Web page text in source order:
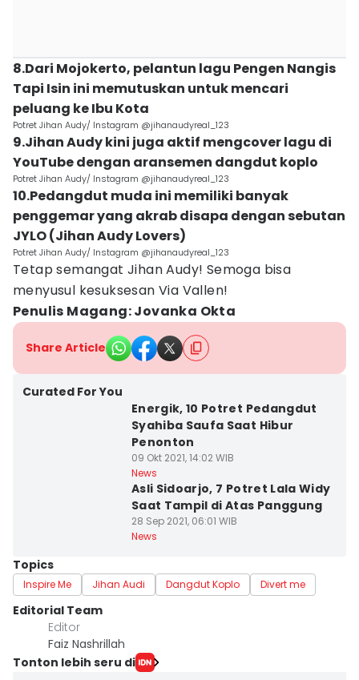
8.Dari Mojokerto, pelantun lagu Pengen Nangis
Tapi Isin ini memutuskan untuk mencari
peluang ke Ibu Kota
Potret Jihan Audy/ Instagram @jihanaudyreal_123
9.Jihan Audy kini juga aktif mengcover lagu di
YouTube dengan aransemen dangdut koplo
Potret Jihan Audy/ Instagram @jihanaudyreal_123
10.Pedangdut muda ini memiliki banyak
penggemar yang akrab disapa dengan sebutan
JYLO (Jihan Audy Lovers)
Potret Jihan Audy/ Instagram @jihanaudyreal_123
Tetap semangat Jihan Audy! Semoga bisa
menyusul kesuksesan Via Vallen!
Penulis Magang: Jovanka Okta
Share Article
Curated For You
Energik, 10 Potret Pedangdut
Syahiba Saufa Saat Hibur
Penonton
09 Okt 2021, 14:02 WIB
News
Asli Sidoarjo, 7 Potret Lala Widy
Saat Tampil di Atas Panggung
28 Sep 2021, 06:01 WIB
News
Topics
Inspire Me Jihan Audi Dangdut Koplo Divert me
Editorial Team
Editor
Faiz Nashrillah
Tonton lebih seru di